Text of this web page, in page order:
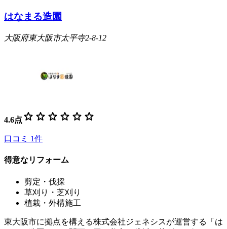
はなまる造園
大阪府東大阪市太平寺2-8-12
4.6点 star star star star star star
口コミ 1件
得意なリフォーム
剪定・伐採
草刈り・芝刈り
植栽・外構施工
東大阪市に拠点を構える株式会社ジェネシスが運営する「は